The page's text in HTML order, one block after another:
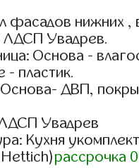
фасадов нижних ,
ЛДСП Увадрев.
Основа -
- пластик.
ДВП,
Увадрев
Кухня
рассрочка